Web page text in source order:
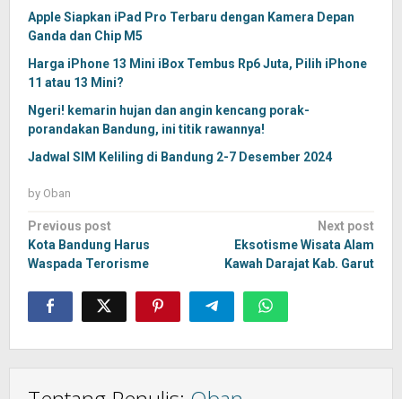
Apple Siapkan iPad Pro Terbaru dengan Kamera Depan
Ganda dan Chip M5
Harga iPhone 13 Mini iBox Tembus Rp6 Juta, Pilih iPhone
11 atau 13 Mini?
Ngeri! kemarin hujan dan angin kencang porak-
porandakan Bandung, ini titik rawannya!
Jadwal SIM Keliling di Bandung 2-7 Desember 2024
by Oban
Post
navigation
Previous post
Kota Bandung Harus
Waspada Terorisme
Next post
Eksotisme Wisata Alam
Kawah Darajat Kab. Garut